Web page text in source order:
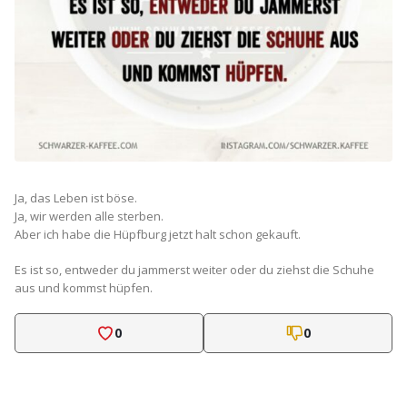
Ja, das Leben ist böse.
Ja, wir werden alle sterben.
Aber ich habe die Hüpfburg jetzt halt schon gekauft.
Es ist so, entweder du jammerst weiter oder du ziehst die Schuhe
aus und kommst hüpfen.
0 0